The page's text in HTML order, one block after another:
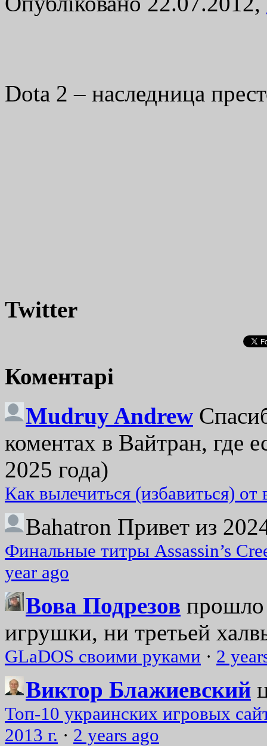
Dota 2 – наследница
Twitter
Коментарі
Mudruy Andrew
коментах в Вайтран, где
2025 года)
Как вылечиться (избавиться)
Bahatron Привет из
Финальные титры Assassin’s
year ago
Вова Подрезов прошло
игрушки, ни третьей
GLaDOS своими руками · 2
Виктор Блажиевский
Топ-10 украинских игровых
2013 г. · 2 years ago